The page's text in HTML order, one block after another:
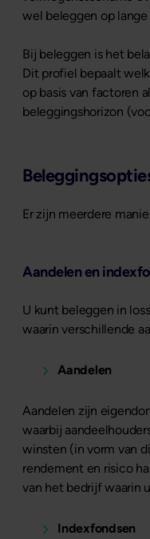
wel beleggen op
Bij beleggen is het
Dit profiel bepaalt
op basis van factoren
beleggingshorizon
Er zijn meerdere
Aandelen en
U kunt beleggen in
waarin verschillende
Aandelen
Aandelen zijn
waarbij
winsten (in vorm van
rendement en risico
van het bedrijf waarin
Indexfondsen